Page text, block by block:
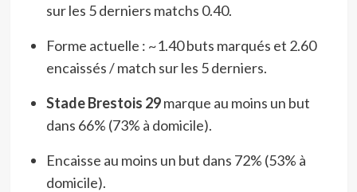
sur les 5 derniers matchs 0.40.
Forme actuelle : ~1.40 buts marqués et 2.60
encaissés / match sur les 5 derniers.
Stade Brestois 29marque au moins un but
dans 66% (73% à domicile).
Encaisse au moins un but dans 72% (53% à
domicile).